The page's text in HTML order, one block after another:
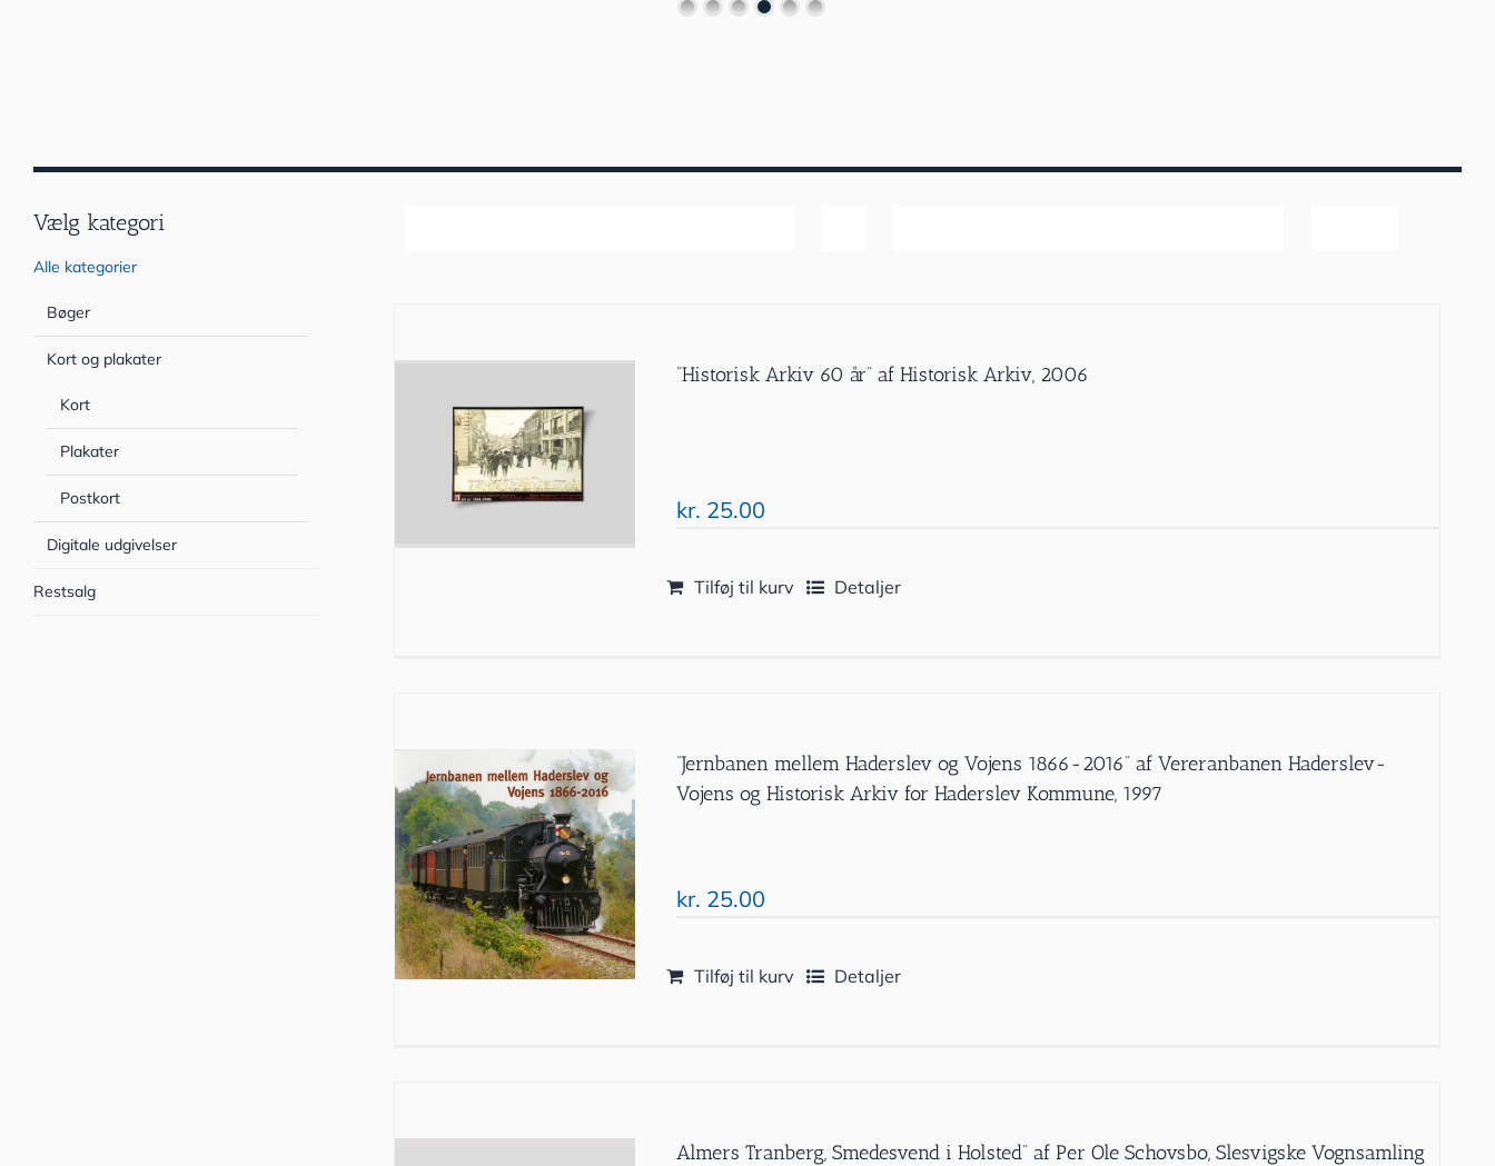
”Historisk Arkiv 60 år” af Historisk Arkiv, 2006
kr. 25.00
Tilføj til kurv Detaljer
”Jernbanen mellem Haderslev og Vojens 1866-2016” af Vereranbanen Haderslev-
Vojens og Historisk Arkiv for Haderslev Kommune, 1997
kr. 25.00
Tilføj til kurv Detaljer
Almers Tranberg, Smedesvend i Holsted” af Per Ole Schovsbo, Slesvigske Vognsamling
Vælg kategori
Alle kategorier
Bøger
Kort og plakater
Kort
Plakater
Postkort
Digitale udgivelser
Restsalg